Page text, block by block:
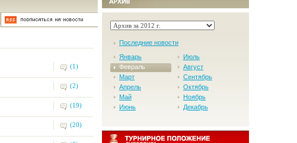
(1)
(2)
(19)
(20)
Последние новости
Январь
Февраль
Март
Апрель
Май
Июнь
Июль
Август
Сентябрь
Октябрь
Ноябрь
Декабрь